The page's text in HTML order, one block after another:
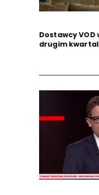
Dostawcy VOD
drugim